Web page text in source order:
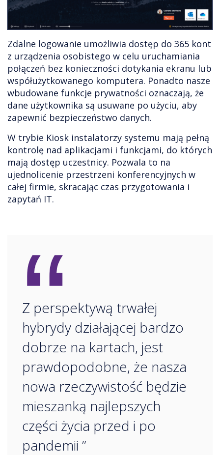
Zdalne logowanie umożliwia dostęp do 365 kont
z urządzenia osobistego w celu uruchamiania
połączeń bez konieczności dotykania ekranu lub
współużytkowanego komputera. Ponadto nasze
wbudowane funkcje prywatności oznaczają, że
dane użytkownika są usuwane po użyciu, aby
zapewnić bezpieczeństwo danych.
W trybie Kiosk instalatorzy systemu mają pełną
kontrolę nad aplikacjami i funkcjami, do których
mają dostęp uczestnicy. Pozwala to na
ujednolicenie przestrzeni konferencyjnych w
całej firmie, skracając czas przygotowania i
zapytań IT.
“
Z perspektywą trwałej
hybrydy działającej bardzo
dobrze na kartach, jest
prawdopodobne, że nasza
nowa rzeczywistość będzie
mieszanką najlepszych
części życia przed i po
pandemii ”